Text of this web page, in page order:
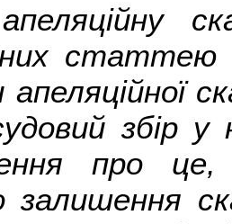
збір у
про це,
залишення